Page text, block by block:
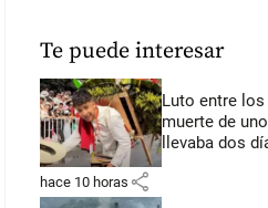
Te puede interesar
Luto entre
muerte de
llevaba dos
hace 10 horas share